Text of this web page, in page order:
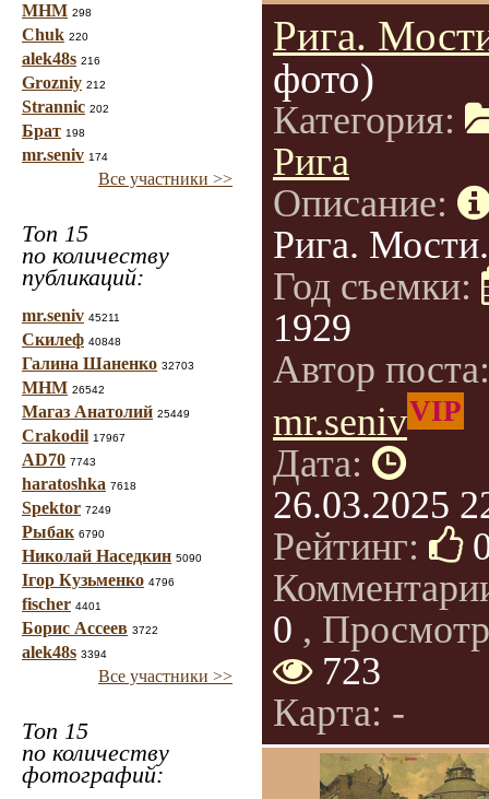
МНМ 298
Chuk 220
alek48s 216
Grozniy 212
Strannic 202
Брат 198
mr.seniv 174
Все участники >>
Топ 15
по количеству
публикаций:
mr.seniv 45211
Скилеф 40848
Галина Шаненко 32703
МНМ 26542
Магаз Анатолий 25449
Crakodil 17967
AD70 7743
haratoshka 7618
Spektor 7249
Рыбак 6790
Николай Наседкин 5090
Ігор Кузьменко 4796
fischer 4401
Борис Ассеев 3722
alek48s 3394
Все участники >>
Топ 15
по количеству
фотографий:
Рига.
фото)
Категория:
Рига
Описание:
Рига. Мости.
Год съемки:
1929
Автор
mr.senivVIP
Дата:
26.03.2025
Рейтинг:
0 ,
723
Карта: -